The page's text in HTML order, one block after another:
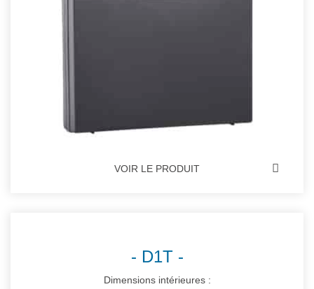
VOIR LE PRODUIT
D1T
Dimensions intérieures :